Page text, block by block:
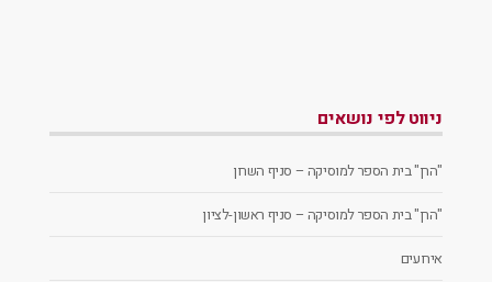
ניווט לפי נושאים
"הרן" בית הספר למוסיקה – סניף השרון
"הרן" בית הספר למוסיקה – סניף ראשון-לציון
אירועים